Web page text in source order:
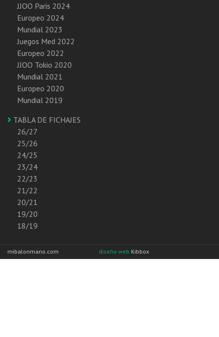
JJOO Paris 2024
Europeo 2024
Mundial 2023
Juegos Med 2022
Europeo 2022
JJOO Tokio 2020
Mundial 2021
Europeo 2020
Mundial 2019
TABLA DE FICHAJES
26/27
25/26
24/25
23/24
22/23
21/22
20/21
19/20
18/19
mibalonmano.com diseño web Kibbox